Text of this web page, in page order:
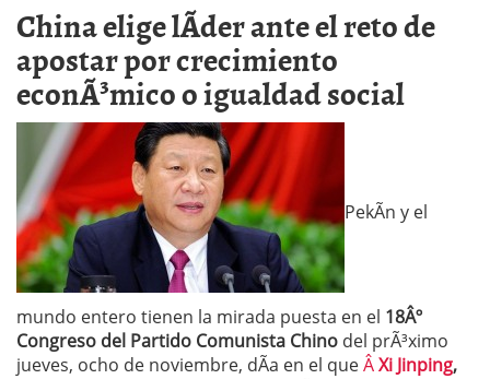
China elige lÃ­der ante el reto de
apostar por crecimiento
econÃ³mico o igualdad social
PekÃ­n y el
mundo entero tienen la mirada puesta en el 18Âº
Congreso del Partido Comunista Chino del prÃ³ximo
jueves, ocho de noviembre, dÃ­a en el queÂXi Jinping,